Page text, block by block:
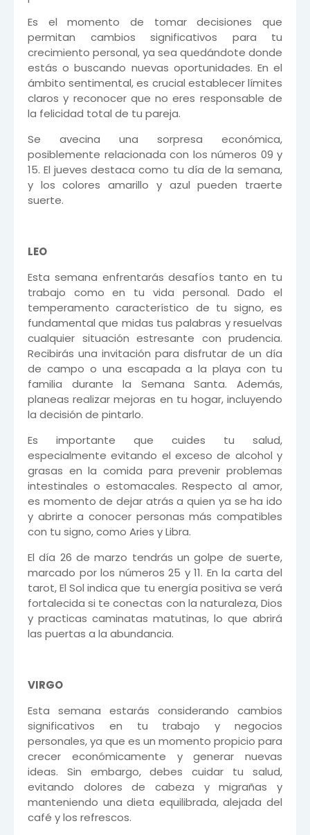
Es el momento de tomar decisiones que
permitan cambios significativos para tu
crecimiento personal, ya sea quedándote donde
estás o buscando nuevas oportunidades. En el
ámbito sentimental, es crucial establecer límites
claros y reconocer que no eres responsable de
la felicidad total de tu pareja.
Se avecina una sorpresa económica,
posiblemente relacionada con los números 09 y
15. El jueves destaca como tu día de la semana,
y los colores amarillo y azul pueden traerte
suerte.
LEO
Esta semana enfrentarás desafíos tanto en tu
trabajo como en tu vida personal. Dado el
temperamento característico de tu signo, es
fundamental que midas tus palabras y resuelvas
cualquier situación estresante con prudencia.
Recibirás una invitación para disfrutar de un día
de campo o una escapada a la playa con tu
familia durante la Semana Santa. Además,
planeas realizar mejoras en tu hogar, incluyendo
la decisión de pintarlo.
Es importante que cuides tu salud,
especialmente evitando el exceso de alcohol y
grasas en la comida para prevenir problemas
intestinales o estomacales. Respecto al amor,
es momento de dejar atrás a quien ya se ha ido
y abrirte a conocer personas más compatibles
con tu signo, como Aries y Libra.
El día 26 de marzo tendrás un golpe de suerte,
marcado por los números 25 y 11. En la carta del
tarot, El Sol indica que tu energía positiva se verá
fortalecida si te conectas con la naturaleza, Dios
y practicas caminatas matutinas, lo que abrirá
las puertas a la abundancia.
VIRGO
Esta semana estarás considerando cambios
significativos en tu trabajo y negocios
personales, ya que es un momento propicio para
crecer económicamente y generar nuevas
ideas. Sin embargo, debes cuidar tu salud,
evitando dolores de cabeza y migrañas y
manteniendo una dieta equilibrada, alejada del
café y los refrescos.